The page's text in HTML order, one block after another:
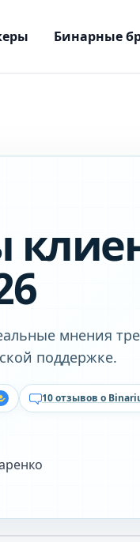
Бинарные
мнения
поддержке.
10 отзывов о